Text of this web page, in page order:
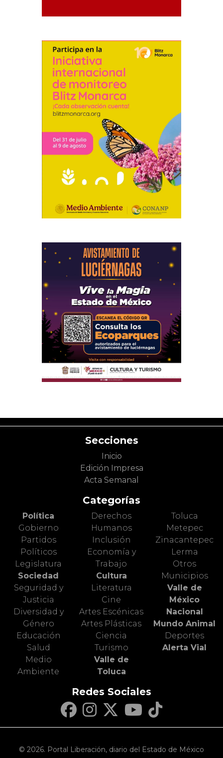
Secciones
Inicio
Edición Impresa
Acta Semanal
Categorías
Política
Gobierno
Partidos
Políticos
Legislatura
Sociedad
Seguridad y
Justicia
Diversidad y
Género
Educación
Salud
Medio
Ambiente
Derechos
Humanos
Inclusión
Economía y
Trabajo
Cultura
Literatura
Cine
Artes Escénicas
Artes Plásticas
Ciencia
Turismo
Valle de
Toluca
Toluca
Metepec
Zinacantepec
Lerma
Otros
Municipios
Valle de
México
Nacional
Mundo Animal
Deportes
Alerta Vial
Redes Sociales
© 2026. Portal Liberación, diario del Estado de México